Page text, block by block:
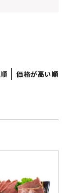
価格が高い順